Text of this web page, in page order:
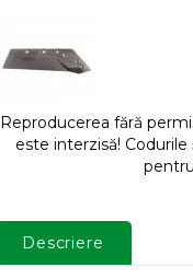
Reproducerea fără
este interzisă!
Descriere